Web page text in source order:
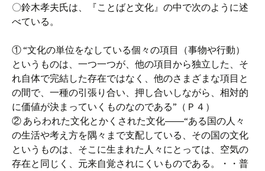
〇鈴木孝夫氏は、『ことばと文化』の中で次のように述
べている。
① “文化の単位をなしている個々の項目（事物や行動）
というものは、一つ一つが、他の項目から独立した、そ
れ自体で完結した存在ではなく、他のさまざまな項目と
の間で、一種の引張り合い、押し合いしながら、相対的
に価値が決まっていくものなのである”（Ｐ４）
② あらわれた文化とかくされた文化――“ある国の人々
の生活や考え方を隅々まで支配している、その国の文化
というものは、そこに生まれた人々にとっては、空気の
存在と同じく、元来自覚されにくいものである。・・普